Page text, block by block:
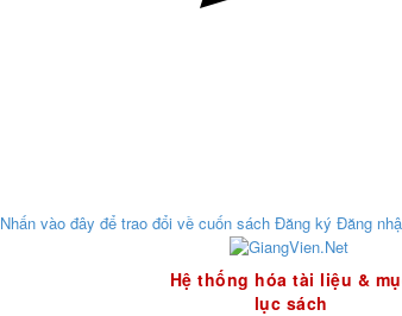
Nhấn vào đây để trao đổi về cuốn sách Đăng ký Đăng
GiangVien.Net - Hệ
Hệ thống hóa tài liệu &
lục sách